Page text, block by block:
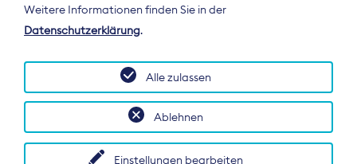
Zeitungsverleger (BDZV) vertritt als
Spitzenorganisation die Interessen der
Deutschland und auf EU-Ebene.
Weitere Informationen finden Sie in der
Datenschutzerklärung.
Einstellungen bearbeiten
Ablehnen
Alle zulassen